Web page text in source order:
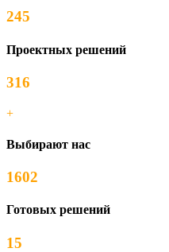
245
Проектных решений
316
+
Выбирают нас
1602
Готовых решений
15